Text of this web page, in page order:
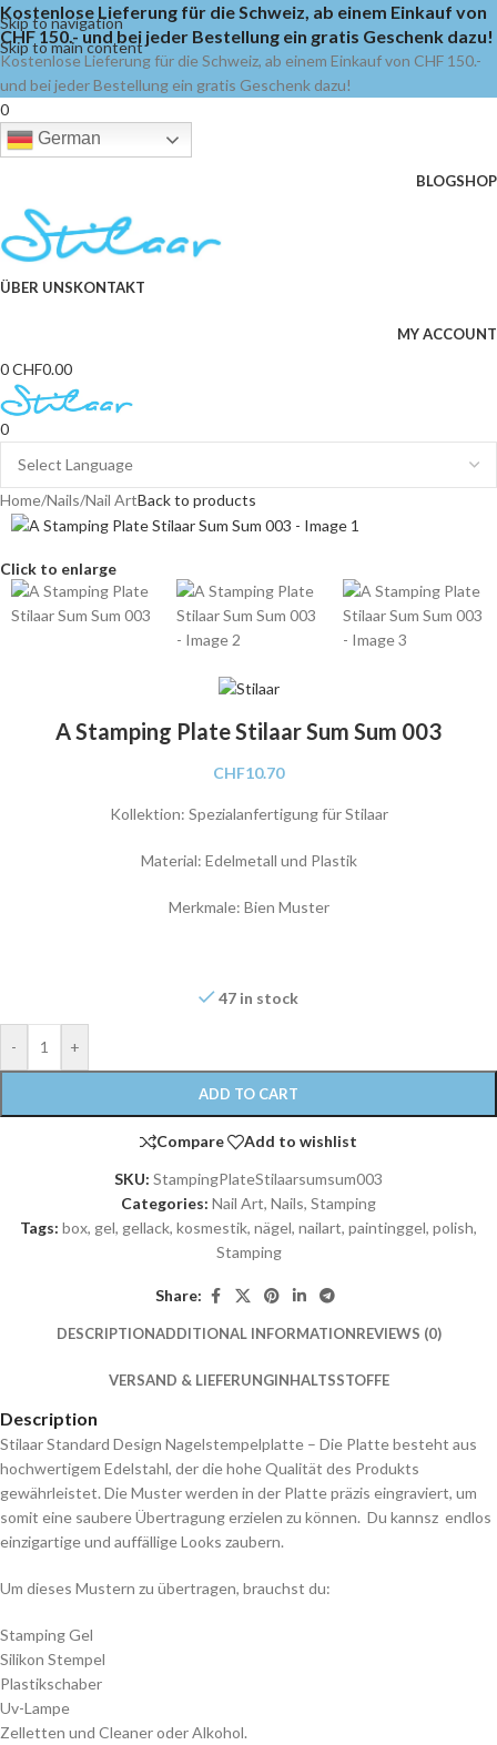
Skip to navigation
Skip to main content
Kostenlose Lieferung für die Schweiz, ab einem Einkauf von
CHF 150.- und bei jeder Bestellung ein gratis Geschenk dazu!
Kostenlose Lieferung für die Schweiz, ab einem Einkauf von CHF 150.-
und bei jeder Bestellung ein gratis Geschenk dazu!
0
German
BLOGSHOP
ÜBER UNSKONTAKT
MY ACCOUNT
0CHF0.00
0
Home/Nails/Nail ArtBack to products
Click to enlarge
A Stamping Plate Stilaar Sum Sum 003
CHF10.70
Kollektion: Spezialanfertigung für Stilaar
Material: Edelmetall und Plastik
Merkmale: Bien Muster
47 in stock
- +
ADD TO CART
Compare
Add to wishlist
SKU: StampingPlateStilaarsumsum003
Categories: Nail Art, Nails, Stamping
Tags: box, gel, gellack, kosmestik, nägel, nailart, paintinggel, polish,
Stamping
Share:
DESCRIPTIONADDITIONAL INFORMATIONREVIEWS (0)
VERSAND & LIEFERUNGINHALTSSTOFFE
Description
Stilaar Standard Design Nagelstempelplatte – Die Platte besteht aus
hochwertigem Edelstahl, der die hohe Qualität des Produkts
gewährleistet. Die Muster werden in der Platte präzis eingraviert, um
somit eine saubere Übertragung erzielen zu können. Du kannsz endlos
einzigartige und auffällige Looks zaubern.
Um dieses Mustern zu übertragen, brauchst du:
Stamping Gel
Silikon Stempel
Plastikschaber
Uv-Lampe
Zelletten und Cleaner oder Alkohol.